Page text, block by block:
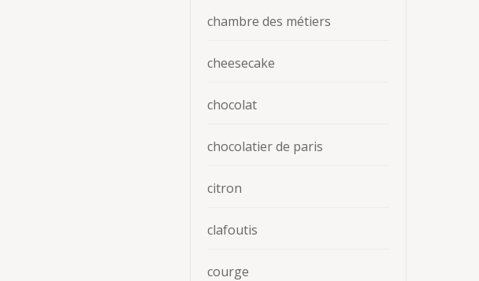
chambre des métiers
cheesecake
chocolat
chocolatier de paris
citron
clafoutis
courge